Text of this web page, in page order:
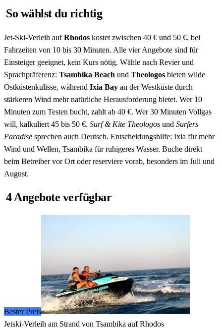
So wählst du richtig
Jet-Ski-Verleih aufRhodos kostet zwischen 40 € und 50 €, bei
Fahrzeiten von 10 bis 30 Minuten. Alle vier Angebote sind für
Einsteiger geeignet, kein Kurs nötig. Wähle nach Revier und
Sprachpräferenz: Tsambika Beach und Theologos bieten wilde
Ostküstenkulisse, während Ixia Bay an der Westküste durch
stärkeren Wind mehr natürliche Herausforderung bietet. Wer 10
Minuten zum Testen bucht, zahlt ab 40 €. Wer 30 Minuten Vollgas
will, kalkuliert 45 bis 50 €. Surf & Kite Theologos und Surfers
Paradise sprechen auch Deutsch. Entscheidungshilfe: Ixia für mehr
Wind und Wellen, Tsambika für ruhigeres Wasser. Buche direkt
beim Betreiber vor Ort oder reserviere vorab, besonders im Juli und
August.
4 Angebote verfügbar
Bester Preis
Jetski-Verleih am Strand von Tsambika auf Rhodos